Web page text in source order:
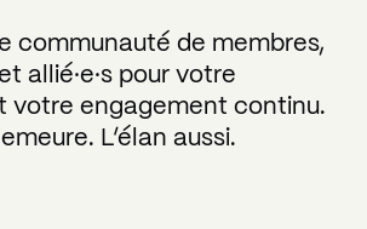
communauté de membres,
allié·e·s pour votre
votre engagement continu.
L’élan aussi.